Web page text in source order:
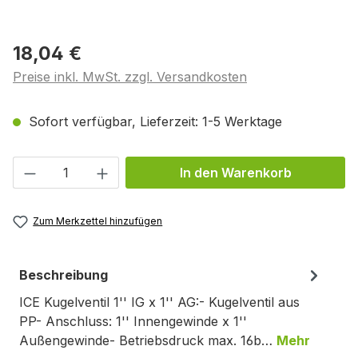
18,04 €
Preise inkl. MwSt. zzgl. Versandkosten
Sofort verfügbar, Lieferzeit: 1-5 Werktage
Produkt Anzahl: Gib den gewünschten
In den Warenkorb
Zum Merkzettel hinzufügen
Beschreibung
ICE Kugelventil 1'' IG x 1'' AG:- Kugelventil aus
PP- Anschluss: 1'' Innengewinde x 1''
Außengewinde- Betriebsdruck max. 16b… Mehr